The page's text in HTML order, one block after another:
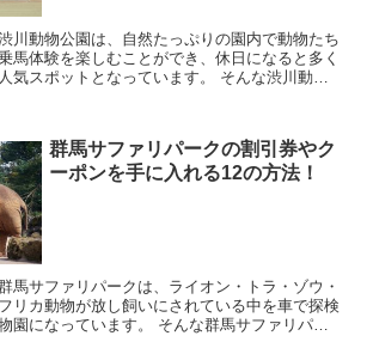
川動物公園は、自然たっぷりの園内で動物たち
馬体験を楽しむことができ、休日になると多く
ットとなっています。 そんな渋川動物
群馬サファリパークの割引券やク
ーポンを手に入れる12の方法！
馬サファリパークは、ライオン・トラ・ゾウ・
リカ動物が放し飼いにされている中を車で探検
ます。 そんな群馬サファリパー